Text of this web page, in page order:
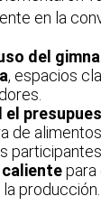
en la
del
, espacios
de
calientepara
producción.